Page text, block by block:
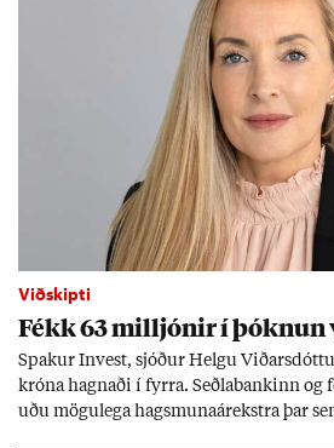
Viðskipti
Fékk 63 millj­ón­ir í þókn­un
Spak­ur In­vest, sjóð­ur Helgu
króna hagn­aði í fyrra. Seðla­bank­inn
uðu mögu­lega hags­muna­árekstra þar